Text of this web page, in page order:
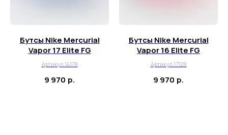
Бутсы Nike Mercurial
Vapor 17 Elite FG
Артикул 14178
9 970 р.
Бутсы Nike Mercurial
Vapor 16 Elite FG
Артикул 17128
9 970 р.